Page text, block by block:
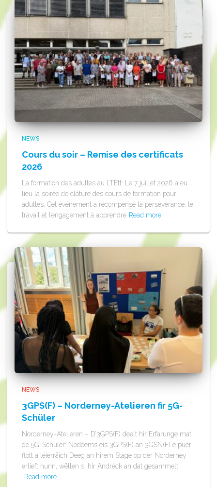
NEWS
Cours du soir – Remise des certificats
2026
La formation des adultes au LTEtt: Le 7 juillet 2026 a eu
lieu la soirée de clôture des cours de formation pour
adultes. Cet événement a récompensé la persévérance, le
travail et l’engagement à apprendre Read more
NEWS
3GPS(F) – Norderney-Atelieren fir 5G-
Schüler
Norderney-Atelieren – D’3GPS(F) deelt hir Erfarunge mat
de 5G-Schüler: Nodeems eis 3GPS(F) an 3GSN(F) e puer
flott a léierräich Deeg an hirem Stage op der Norderney
erlieft hunn, wëllen si hir Andréck an dat gesammelt
Read more